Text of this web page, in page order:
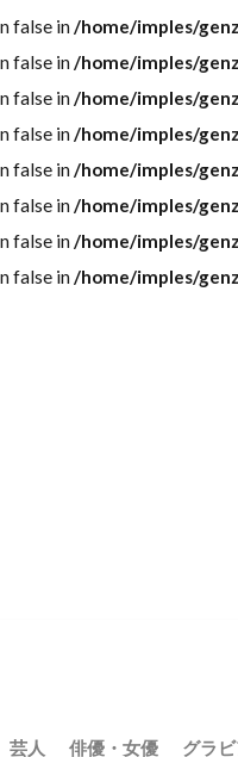
false in/home/imples/
false in/home/imples/
false in/home/imples/
false in/home/imples/
false in/home/imples/
false in/home/imples/
false in/home/imples/
false in/home/imples/
芸人 俳優・女優 グラ